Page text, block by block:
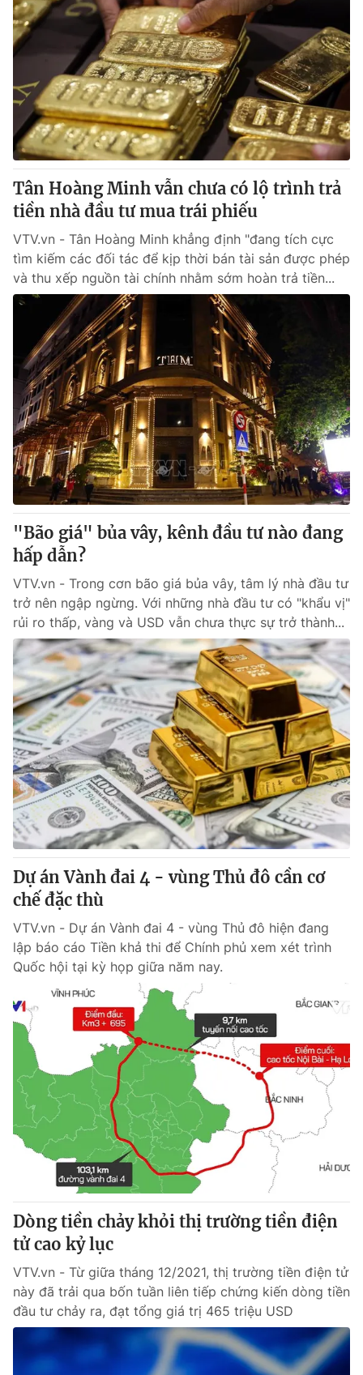
Tân Hoàng Minh vẫn chưa có lộ trình trả
tiền nhà đầu tư mua trái phiếu
VTV.vn - Tân Hoàng Minh khẳng định "đang tích cực
tìm kiếm các đối tác để kịp thời bán tài sản được phép
và thu xếp nguồn tài chính nhằm sớm hoàn trả tiền...
"Bão giá" bủa vây, kênh đầu tư nào đang
hấp dẫn?
VTV.vn - Trong cơn bão giá bủa vây, tâm lý nhà đầu tư
trở nên ngập ngừng. Với những nhà đầu tư có "khẩu vị"
rủi ro thấp, vàng và USD vẫn chưa thực sự trở thành...
Dự án Vành đai 4 - vùng Thủ đô cần cơ
chế đặc thù
VTV.vn - Dự án Vành đai 4 - vùng Thủ đô hiện đang
lập báo cáo Tiền khả thi để Chính phủ xem xét trình
Quốc hội tại kỳ họp giữa năm nay.
Dòng tiền chảy khỏi thị trường tiền điện
tử cao kỷ lục
VTV.vn - Từ giữa tháng 12/2021, thị trường tiền điện tử
này đã trải qua bốn tuần liên tiếp chứng kiến dòng tiền
đầu tư chảy ra, đạt tổng giá trị 465 triệu USD